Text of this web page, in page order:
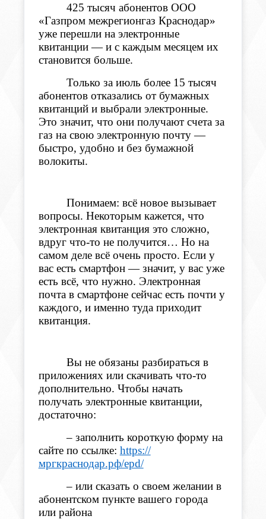
425 тысяч абонентов ООО
«Газпром межрегионгаз Краснодар»
уже перешли на электронные
квитанции— и с каждым месяцем их
становится больше.
Только за июль более 15 тысяч
абонентов отказались от бумажных
квитанций и выбрали электронные.
Это значит, что они получают счета за
газ на свою электронную почту —
быстро, удобно и без бумажной
волокиты.
Понимаем: всё новое вызывает
вопросы. Некоторым кажется, что
электронная квитанция это сложно,
вдруг что-то не получится… Но на
самом деле всё очень просто. Если у
вас есть смартфон — значит, у вас уже
есть всё, что нужно. Электронная
почта в смартфоне сейчас есть почти у
каждого, и именно туда приходит
квитанция.
Вы не обязаны разбираться в
приложениях или скачивать что-то
дополнительно. Чтобы начать
получать электронные квитанции,
достаточно:
– заполнить короткую форму на
сайте по ссылке: https://
мргкраснодар.рф/epd/
– или сказать о своем желании в
абонентском пункте вашего города
или района